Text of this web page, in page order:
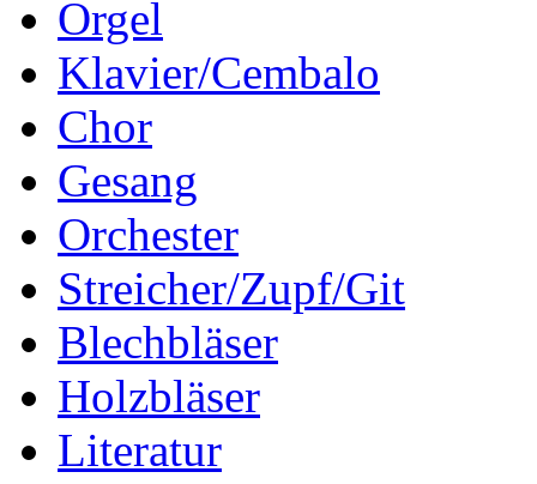
Orgel
Klavier/Cembalo
Chor
Gesang
Orchester
Streicher/Zupf/Git
Blechbläser
Holzbläser
Literatur